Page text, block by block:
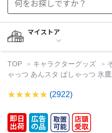
マイストア
TOP キャラクターグッズ
ゃっつ あんスタ ぱしゃっつ 氷
(2922)